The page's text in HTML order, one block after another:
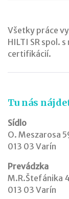
Všetky práce
HILTI SR spol.
certifikácií.
Tu nás
Sídlo
O. Meszarosa
013 03 Varín
Prevádzka
M.R.Štefánika
013 03 Varín